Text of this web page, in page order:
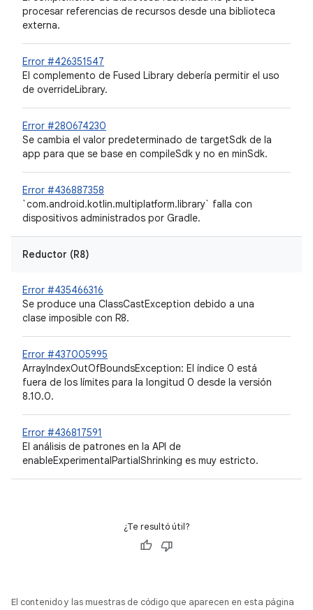
procesar referencias de recursos desde una biblioteca
externa.
Error #426351547
El complemento de Fused Library debería permitir el uso
de overrideLibrary.
Error #280674230
Se cambia el valor predeterminado de targetSdk de la
app para que se base en compileSdk y no en minSdk.
Error #436887358
`com.android.kotlin.multiplatform.library` falla con
dispositivos administrados por Gradle.
Reductor (R8)
Error #435466316
Se produce una ClassCastException debido a una
clase imposible con R8.
Error #437005995
ArrayIndexOutOfBoundsException: El índice 0 está
fuera de los límites para la longitud 0 desde la versión
8.10.0.
Error #436817591
El análisis de patrones en la API de
enableExperimentalPartialShrinking es muy estricto.
¿Te resultó útil?
El contenido y las muestras de código que aparecen en esta página